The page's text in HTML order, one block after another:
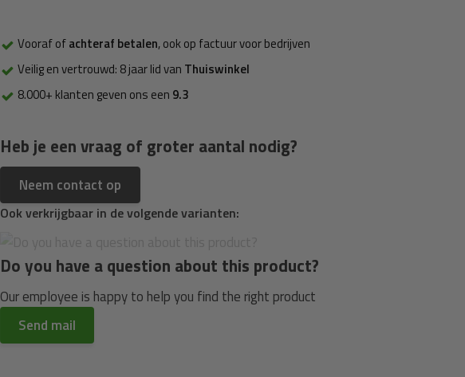
Vooraf ofachteraf betalen, ook op factuur voor bedrijven
Veilig en vertrouwd: 8 jaar lid van Thuiswinkel
8.000+ klanten geven ons een 9.3
Heb je een vraag of groter aantal nodig?
Neem contact op
Ook verkrijgbaar in de volgende varianten:
Do you have a question about this product?
Our employee is happy to help you find the right product
Send mail